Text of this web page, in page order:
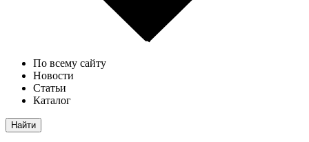
По всему сайту
Новости
Статьи
Каталог
Найти